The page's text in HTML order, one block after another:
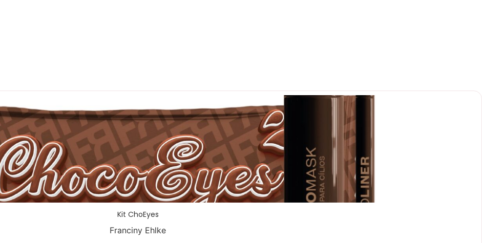
Kit ChoEyes
Franciny Ehlke